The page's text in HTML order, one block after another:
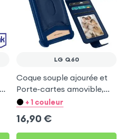
LG Q60
Coque souple ajourée et
Porte-cartes amovible,
avec languette
LG Q60
+ 1 couleur
16,90 €